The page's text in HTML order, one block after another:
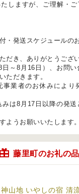
しますが、ご理解・
・発送スケジュールの
だき、ありがとうござ
～8月16日）、お問
ただきます。
事業者のお休みにより
は8月17日以降の発送
ようお願いいたします。
藤里町のお礼の品
神山地 いやしの宿 清